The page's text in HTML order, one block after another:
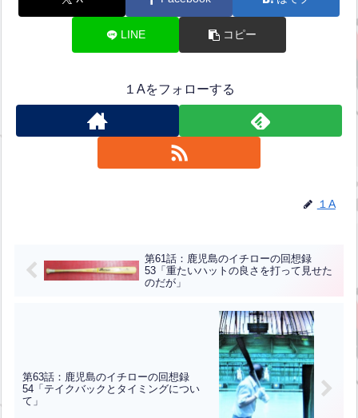
LINE コピー
１Aをフォローする
１A
第61話：鹿児島のイチローの回想録
53「重たいハットの良さを打って見せた
のだが」
第63話：鹿児島のイチローの回想録
54「テイクバックとタイミングについ
て」